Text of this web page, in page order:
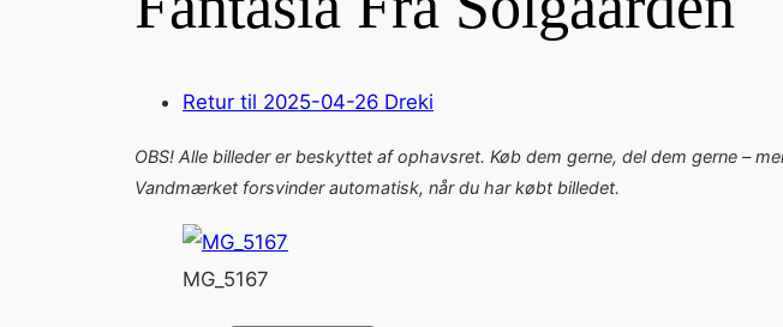
Retur til 2025-04-26 Dreki
OBS! Alle billeder er beskyttet af ophavsret. Køb dem gerne, del dem gerne –
Vandmærket forsvinder automatisk, når du har købt billedet.
MG_5167